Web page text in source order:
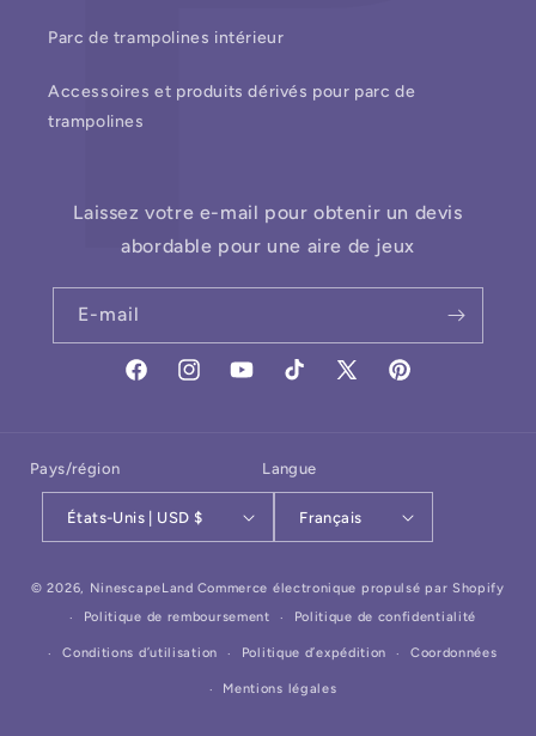
Parc de trampolines intérieur
Accessoires et produits dérivés pour parc de
trampolines
Laissez votre e-mail pour obtenir un devis
abordable pour une aire de jeux
E-mail
FacebookInstagramYouTubeTikTok
X
Pinterest
Pays/région
États-Unis | USD $
Langue
Français
© 2026, NinescapeLand Commerce électronique propulsé par Shopify
Politique de remboursement
Politique de confidentialité
Conditions d’utilisation Politique d’expédition Coordonnées
Mentions légales